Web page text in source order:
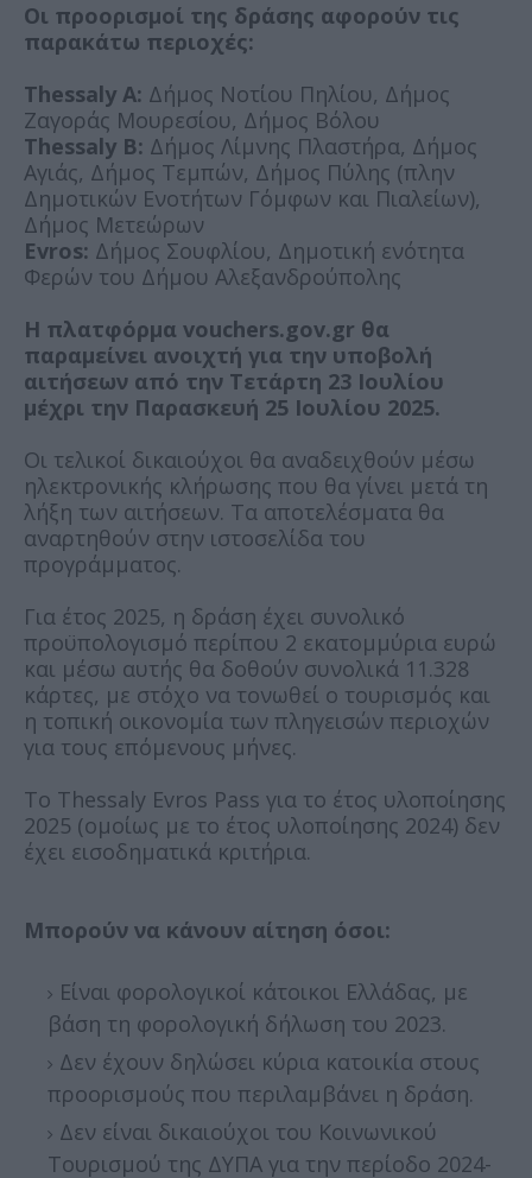
Οι προορισμοί της δράσης αφορούν τις
παρακάτω περιοχές:
Thessaly A: Δήμος Νοτίου Πηλίου, Δήμος
Ζαγοράς Μουρεσίου, Δήμος Βόλου
Thessaly B: Δήμος Λίμνης Πλαστήρα, Δήμος
Αγιάς, Δήμος Τεμπών, Δήμος Πύλης (πλην
Δημοτικών Ενοτήτων Γόμφων και Πιαλείων),
Δήμος Μετεώρων
Evros: Δήμος Σουφλίου, Δημοτική ενότητα
Φερών του Δήμου Αλεξανδρούπολης
Η πλατφόρμα vouchers.gov.gr θα
παραμείνει ανοιχτή για την υποβολή
αιτήσεων από την Τετάρτη 23 Ιουλίου
μέχρι την Παρασκευή 25 Ιουλίου 2025.
Οι τελικοί δικαιούχοι θα αναδειχθούν μέσω
ηλεκτρονικής κλήρωσης που θα γίνει μετά τη
λήξη των αιτήσεων. Τα αποτελέσματα θα
αναρτηθούν στην ιστοσελίδα του
προγράμματος.
Για έτος 2025, η δράση έχει συνολικό
προϋπολογισμό περίπου 2 εκατομμύρια ευρώ
και μέσω αυτής θα δοθούν συνολικά 11.328
κάρτες, με στόχο να τονωθεί ο τουρισμός και
η τοπική οικονομία των πληγεισών περιοχών
για τους επόμενους μήνες.
To Thessaly Evros Pass για το έτος υλοποίησης
2025 (ομοίως με το έτος υλοποίησης 2024) δεν
έχει εισοδηματικά κριτήρια.
Μπορούν να κάνουν αίτηση όσοι:
Είναι φορολογικοί κάτοικοι Ελλάδας, με
βάση τη φορολογική δήλωση του 2023.
Δεν έχουν δηλώσει κύρια κατοικία στους
προορισμούς που περιλαμβάνει η δράση.
Δεν είναι δικαιούχοι του Κοινωνικού
Τουρισμού της ΔΥΠΑ για την περίοδο 2024-